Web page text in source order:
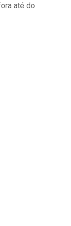
até do